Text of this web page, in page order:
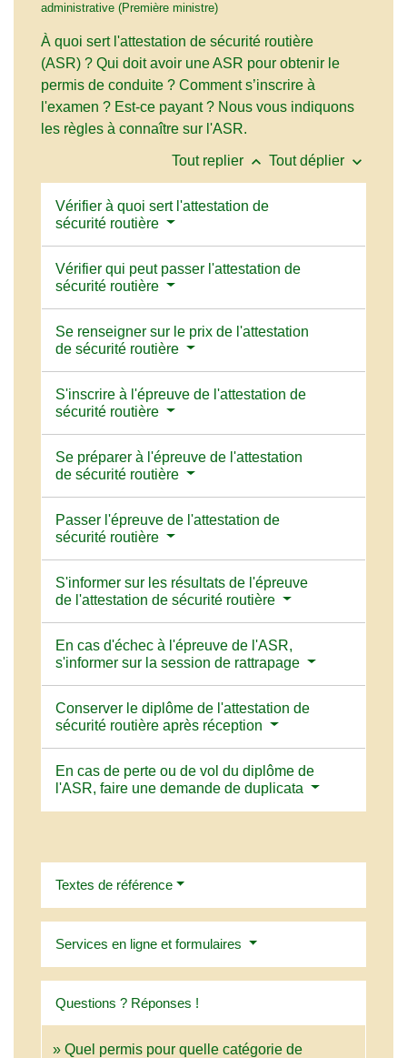
administrative (Première ministre)
À quoi sert l'attestation de sécurité routière
(ASR) ? Qui doit avoir une ASR pour obtenir le
permis de conduite ? Comment s’inscrire à
l'examen ? Est-ce payant ? Nous vous indiquons
les règles à connaître sur l'ASR.
Tout replier keyboard_arrow_up Tout déplier keyboard_arrow_down
Vérifier à quoi sert l'attestation de
sécurité routière
Vérifier qui peut passer l'attestation de
sécurité routière
Se renseigner sur le prix de l'attestation
de sécurité routière
S'inscrire à l'épreuve de l'attestation de
sécurité routière
Se préparer à l'épreuve de l'attestation
de sécurité routière
Passer l'épreuve de l'attestation de
sécurité routière
S'informer sur les résultats de l'épreuve
de l'attestation de sécurité routière
En cas d'échec à l'épreuve de l'ASR,
s'informer sur la session de rattrapage
Conserver le diplôme de l'attestation de
sécurité routière après réception
En cas de perte ou de vol du diplôme de
l'ASR, faire une demande de duplicata
Textes de référence
Services en ligne et formulaires
Questions ? Réponses !
Quel permis pour quelle catégorie de